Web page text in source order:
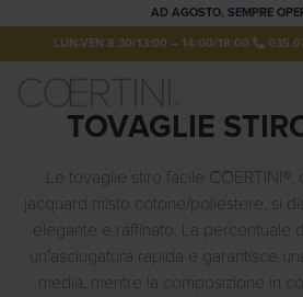
AD AGOSTO, SEMPRE
LUN-VEN 8:30/13:00 – 14:00/18:00
c
TOVAGLIE
Le tovaglie stiro facile
jacquard misto cotone/poliestere, si
elegante e raffinato. La percentuale
un’asciugatura rapida e garantisce
media, mentre la composizione in